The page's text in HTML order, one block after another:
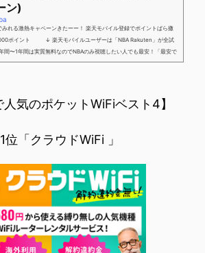
ン)
れる激熱キャペーンきたーー！ 楽天モバイル登録でポイントばら撒
ポイント ↓ 楽天モバイルユーザーは「NBA Rakuten」が全試
1年間は実質無料なのでNBAのみ視聴したい人でも最安！「最安で
を契約すること」というもはや意味不明な状況...楽天モバイルでNBAを
人気のポケットWiFiベスト4】
1位「クラウドWiFi 」